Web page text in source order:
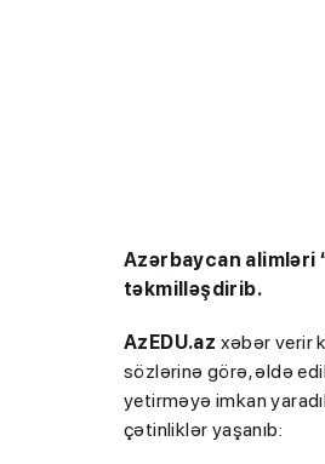
Azərbaycan alimləri
təkmilləşdirib.
AzEDU.az xəbər verir
sözlərinə görə, əldə
yetirməyə imkan
çətinliklər yaşanıb: